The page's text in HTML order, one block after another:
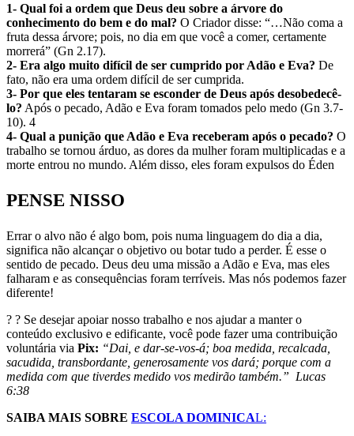
1- Qual foi a ordem que Deus deu sobre a árvore do
conhecimento do bem e do mal? O Criador disse: “…Não coma a
fruta dessa árvore; pois, no dia em que você a comer, certamente
morrerá” (Gn 2.17).
2- Era algo muito difícil de ser cumprido por Adão e Eva? De
fato, não era uma ordem difícil de ser cumprida.
3- Por que eles tentaram se esconder de Deus após desobedecê-
lo? Após o pecado, Adão e Eva foram tomados pelo medo (Gn 3.7-
10). 4
4- Qual a punição que Adão e Eva receberam após o pecado? O
trabalho se tornou árduo, as dores da mulher foram multiplicadas e a
morte entrou no mundo. Além disso, eles foram expulsos do Éden
PENSE NISSO
Errar o alvo não é algo bom, pois numa linguagem do dia a dia,
significa não alcançar o objetivo ou botar tudo a perder. É esse o
sentido de pecado. Deus deu uma missão a Adão e Eva, mas eles
falharam e as consequências foram terríveis. Mas nós podemos fazer
diferente!
? ? Se desejar apoiar nosso trabalho e nos ajudar a manter o
conteúdo exclusivo e edificante, você pode fazer uma contribuição
voluntária via Pix: “Dai, e dar-se-vos-á; boa medida, recalcada,
sacudida, transbordante, generosamente vos dará; porque com a
medida com que tiverdes medido vos medirão também.” Lucas
6:38
SAIBA MAIS SOBRE ESCOLA DOMINICAL: